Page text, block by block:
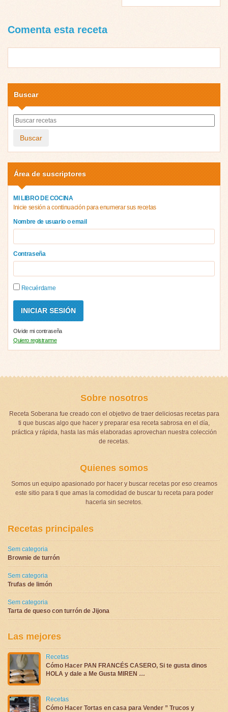
Comenta esta receta
Buscar
Buscar
Área de suscriptores
MI LIBRO DE COCINA
Inicie sesión a continuación para enumerar sus recetas
Nombre de usuario o email
Contraseña
Recuérdame
Olvide mi contraseña
Quiero registrarme
Sobre nosotros
Receta Soberana fue creado con el objetivo de traer deliciosas recetas para
ti que buscas algo que hacer y preparar esa receta sabrosa en el día,
práctica y rápida, hasta las más elaboradas aprovechan nuestra colección
de recetas.
Quienes somos
Somos un equipo apasionado por hacer y buscar recetas por eso creamos
este sitio para ti que amas la comodidad de buscar tu receta para poder
hacerla sin secretos.
Recetas principales
Sem categoria
Brownie de turrón
Sem categoria
Trufas de limón
Sem categoria
Tarta de queso con turrón de Jijona
Las mejores
Recetas
Cómo Hacer PAN FRANCÉS CASERO, Si te gusta dinos
HOLA y dale a Me Gusta MIREN …
Recetas
Cómo Hacer Tortas en casa para Vender ” Trucos y